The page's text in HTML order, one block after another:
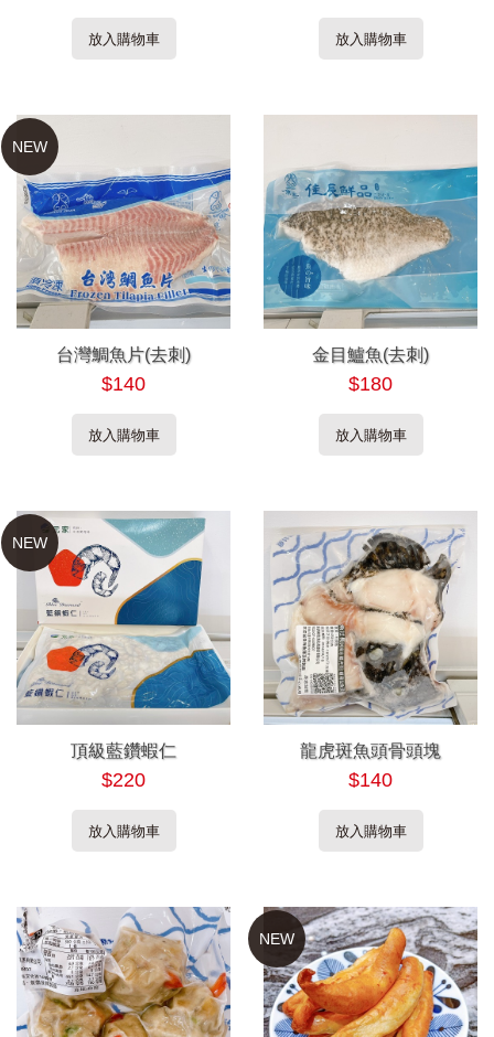
放入購物車 放入購物車
NEW
台灣鯛魚片(去刺)
$140
放入購物車
金目鱸魚(去刺)
$180
放入購物車
NEW
頂級藍鑽蝦仁
$220
放入購物車
龍虎斑魚頭骨頭塊
$140
放入購物車
NEW